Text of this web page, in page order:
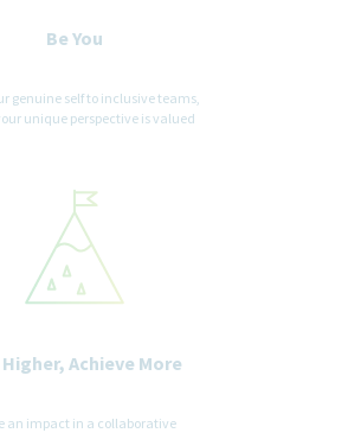
Be You
genuine self to inclusive teams,
unique perspective is valued
Achieve More
an impact in a collaborative